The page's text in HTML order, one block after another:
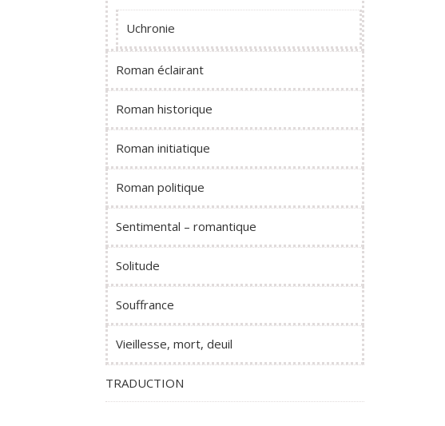
Uchronie
Roman éclairant
Roman historique
Roman initiatique
Roman politique
Sentimental – romantique
Solitude
Souffrance
Vieillesse, mort, deuil
TRADUCTION